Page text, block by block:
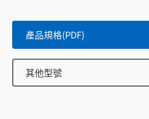
產品規格(PDF)
其他型號